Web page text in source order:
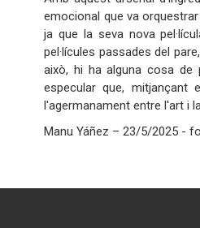
emocional que va
ja que la seva nova
pel·lícules passades del
això, hi ha alguna cosa de
especular que,
l'agermanament entre l'art i
Manu Yáñez – 23/5/2025 -